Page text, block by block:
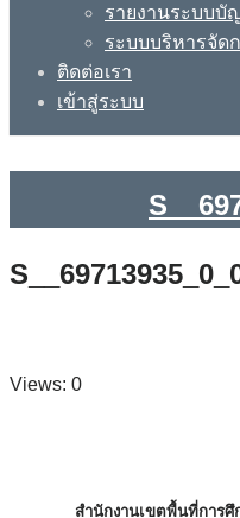
รายงานระบบบั
ระบบบริหารจัด
ติดต่อเรา
เข้าสู่ระบบ
Views: 0
สำนักงานเขตพื้นที่การศึ